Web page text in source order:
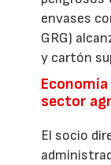
envases
GRG)
y cartón
sector
El socio